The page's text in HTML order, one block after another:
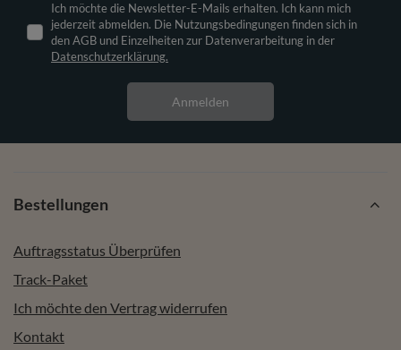
Ich möchte die Newsletter-E-Mails erhalten. Ich kann mich
jederzeit abmelden. Die Nutzungsbedingungen finden sich in
den AGB und Einzelheiten zur Datenverarbeitung in der
Datenschutzerklärung.
Anmelden
Bestellungen
Auftragsstatus Überprüfen
Track-Paket
Ich möchte den Vertrag widerrufen
Kontakt